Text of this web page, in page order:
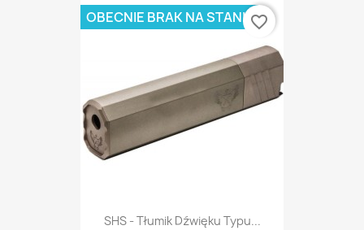
SHS - Tłumik Dźwięku Typu...
OBECNIE BRAK NA STANIEfavorite_border